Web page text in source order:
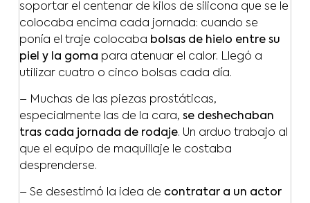
soportar el centenar de kilos de silicona que se le
colocaba encima cada jornada: cuando se
ponía el traje colocaba bolsas de hielo entre su
piel y la goma para atenuar el calor. Llegó a
utilizar cuatro o cinco bolsas cada día.
– Muchas de las piezas prostáticas,
especialmente las de la cara, se deshechaban
tras cada jornada de rodaje. Un arduo trabajo al
que el equipo de maquillaje le costaba
desprenderse.
– Se desestimó la idea de contratar a un actor